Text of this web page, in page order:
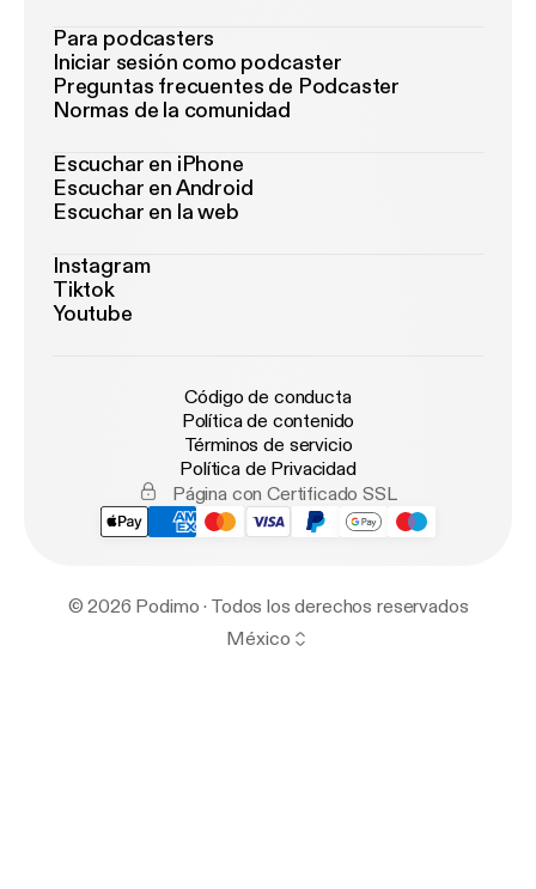
Para podcasters
Iniciar sesión como podcaster
Preguntas frecuentes de Podcaster
Normas de la comunidad
Escuchar en iPhone
Escuchar en Android
Escuchar en la web
Instagram
Tiktok
Youtube
Código de conducta
Política de contenido
Términos de servicio
Política de Privacidad
Página con Certificado SSL
© 2026 Podimo · Todos los derechos reservados
México